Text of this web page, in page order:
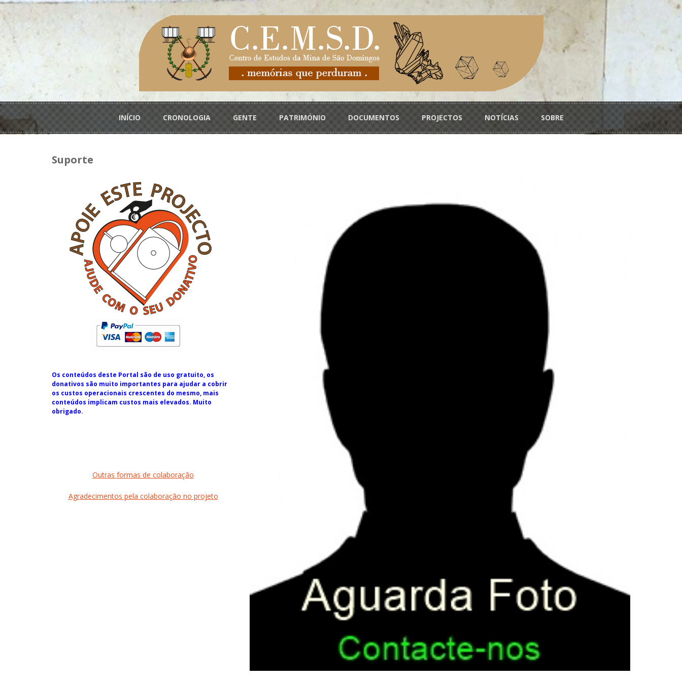
Passar para o conteúdo principal
Menu principal INÍCIO CRONOLOGIA GENTE PATRIMÓNIO DOCUMENTOS PROJECTOS NOTÍCIAS SOBRE
Suporte
Os conteúdos deste Portal são de uso gratuito, os
donativos são muito importantes para ajudar a cobrir
os custos operacionais crescentes do mesmo, mais
conteúdos implicam custos mais elevados. Muito
obrigado.
Outras formas de colaboração
Agradecimentos pela colaboração no projeto